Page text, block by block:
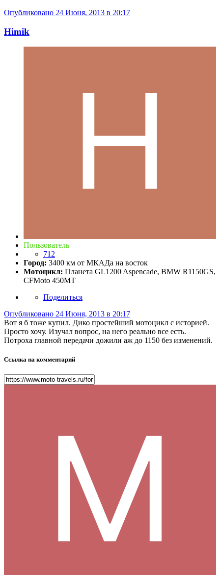
Опубликовано 24 Июня, 2013 в 20:17
Himik
Пользователь
712
Город: 3400 км от МКАДа на восток
Мотоцикл: Планета GL1200 Aspencade, BMW R1150GS,
CFMoto 450MT
Поделиться
Опубликовано 24 Июня, 2013 в 20:17
Вот я б тоже купил. Дико простейший мотоцикл с историей.
Просто хочу. Изучал вопрос, на него реально все есть.
Потроха главной передачи дожили аж до 1150 без изменений.
Ссылка на комментарий